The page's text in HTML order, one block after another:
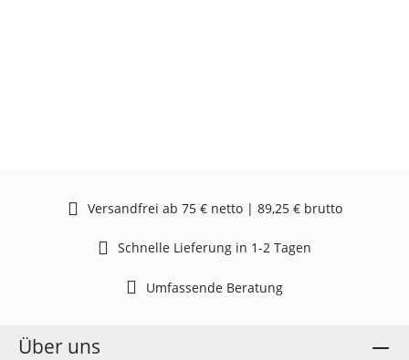
Versandfrei ab 75 € netto | 89,25 € brutto
Schnelle Lieferung in 1-2 Tagen
Umfassende Beratung
Über uns